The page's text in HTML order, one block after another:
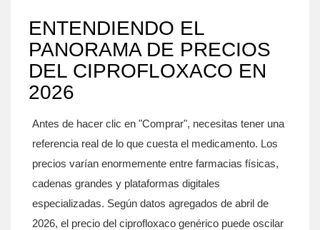
ENTENDIENDO EL
PANORAMA DE PRECIOS
DEL CIPROFLOXACO EN
2026
Antes de hacer clic en "Comprar", necesitas tener una
referencia real de lo que cuesta el medicamento. Los
precios varían enormemente entre farmacias físicas,
cadenas grandes y plataformas digitales
especializadas. Según datos agregados de abril de
2026, el precio del ciprofloxaco genérico puede oscilar